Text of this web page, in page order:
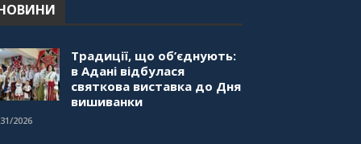
Традиції, що об’єднують:
в Адані відбулася
святкова виставка до Дня
вишиванки
2026